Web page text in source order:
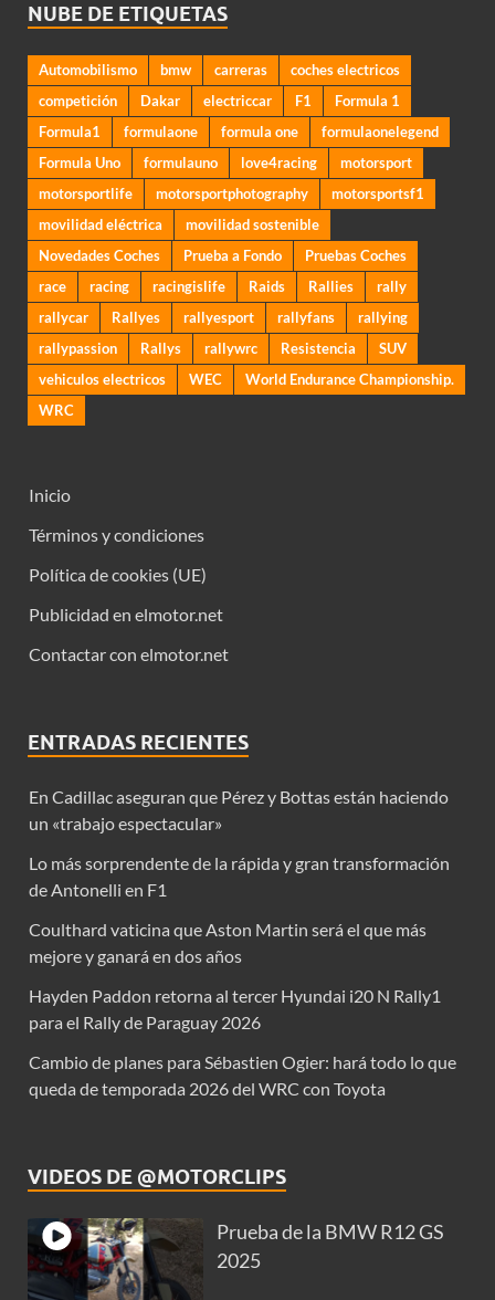
NUBE DE ETIQUETAS
Automobilismo bmw carreras
coches electricos
competición
Dakar electriccar F1
Formula 1
Formula1
formulaone formula one
formulaonelegend
Formula Uno
formulauno love4racing
motorsport
motorsportlife
motorsportphotography
motorsportsf1
movilidad eléctrica
movilidad sostenible
Novedades Coches
Prueba a Fondo
Pruebas Coches
race
racing racingislife Raids Rallies
rally
rallycar
Rallyes rallyesport rallyfans
rallying
rallypassion
Rallys rallywrc Resistencia
SUV
vehiculos electricos
WEC
World Endurance Championship.
WRC
Inicio
Términos y condiciones
Política de cookies (UE)
Publicidad en elmotor.net
Contactar con elmotor.net
ENTRADAS RECIENTES
En Cadillac aseguran que Pérez y Bottas están haciendo
un «trabajo espectacular»
Lo más sorprendente de la rápida y gran transformación
de Antonelli en F1
Coulthard vaticina que Aston Martin será el que más
mejore y ganará en dos años
Hayden Paddon retorna al tercer Hyundai i20 N Rally1
para el Rally de Paraguay 2026
Cambio de planes para Sébastien Ogier: hará todo lo que
queda de temporada 2026 del WRC con Toyota
VIDEOS DE @MOTORCLIPS
Prueba de la BMW R12 GS
2025